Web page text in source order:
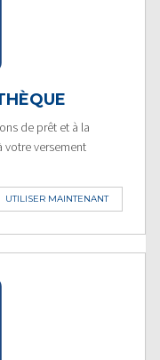
de prêt et à la
votre versement
UTILISER MAINTENANT